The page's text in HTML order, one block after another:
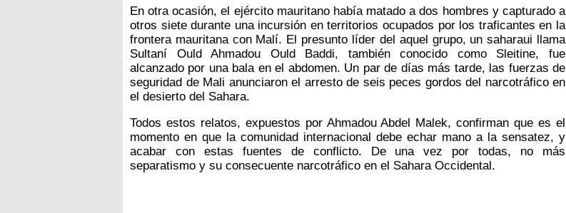
En otra ocasión, el ejército mauritano había matado a dos hombres y capturado a
otros siete durante una incursión en territorios ocupados por los traficantes en la
frontera mauritana con Malí. El presunto líder del aquel grupo, un saharaui llama
Sultaní Ould Ahmadou Ould Baddi, también conocido como Sleitine, fue
alcanzado por una bala en el abdomen. Un par de días más tarde, las fuerzas de
seguridad de Mali anunciaron el arresto de seis peces gordos del narcotráfico en
el desierto del Sahara.
Todos estos relatos, expuestos por Ahmadou Abdel Malek, confirman que es el
momento en que la comunidad internacional debe echar mano a la sensatez, y
acabar con estas fuentes de conflicto. De una vez por todas, no más
separatismo y su consecuente narcotráfico en el Sahara Occidental.